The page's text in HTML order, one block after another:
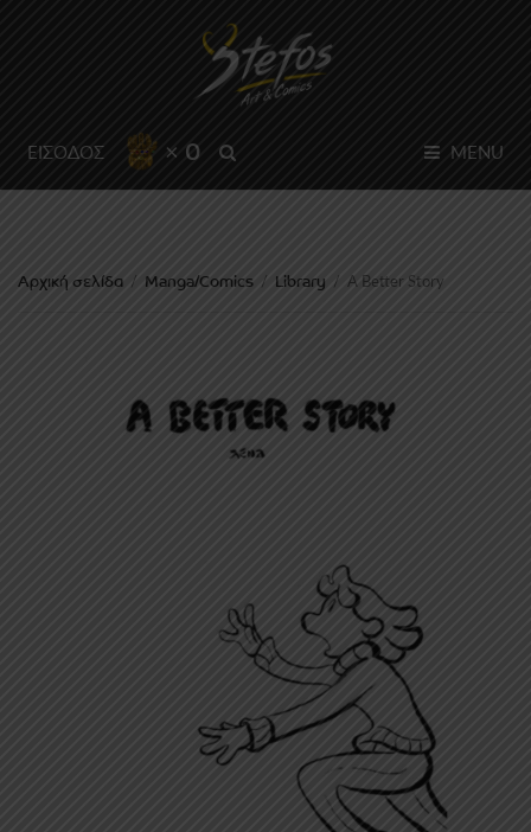
ΕΙΣΟΔΟΣ × 0 MENU
Αρχική σελίδα / Manga/Comics / Library / A Better Story